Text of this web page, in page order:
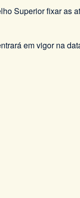
Superior fixar as
em vigor na